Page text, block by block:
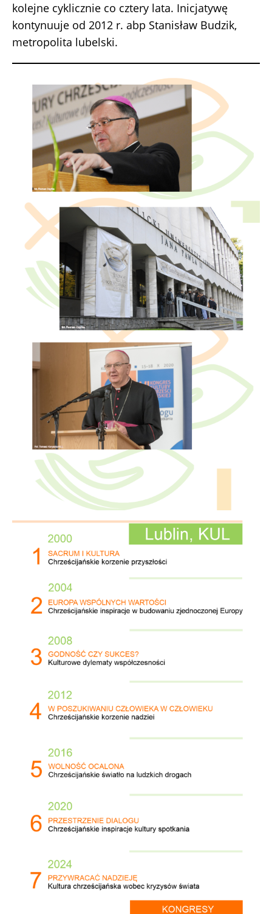
kolejne cyklicznie co cztery lata. Inicjatywę
kontynuuje od 2012 r. abp Stanisław Budzik,
metropolita lubelski.